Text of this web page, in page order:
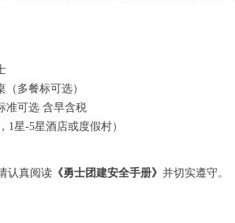
多餐标可选）
准可选 含早含税
1星-5星酒店或度假村）
认真阅读 《勇士团建安全手册》 并切实遵守。